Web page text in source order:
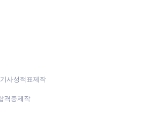
사성적표제작
격증제작